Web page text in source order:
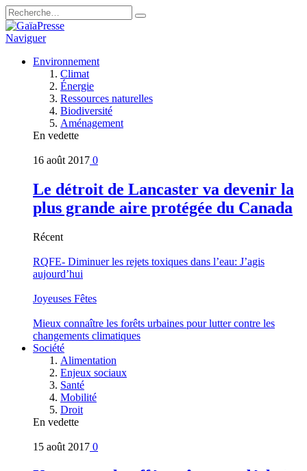
Naviguer
Environnement
Climat
Énergie
Ressources naturelles
Biodiversité
Aménagement
En vedette
16 août 2017 0
Le détroit de Lancaster va devenir la
plus grande aire protégée du Canada
Récent
RQFE- Diminuer les rejets toxiques dans l’eau: J’agis
aujourd’hui
Joyeuses Fêtes
Mieux connaître les forêts urbaines pour lutter contre les
changements climatiques
Société
Alimentation
Enjeux sociaux
Santé
Mobilité
Droit
En vedette
15 août 2017 0